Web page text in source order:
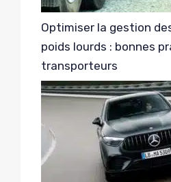
Optimiser la gestion
poids lourds : bonnes
transporteurs